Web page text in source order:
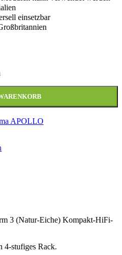
einsetzbar
APOLLO
3 (Natur-Eiche) Kompakt-HiFi-
4-stufiges Rack.